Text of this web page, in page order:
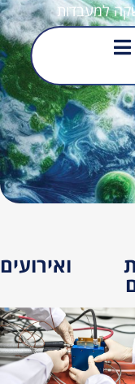
למעבדות
ואירועים